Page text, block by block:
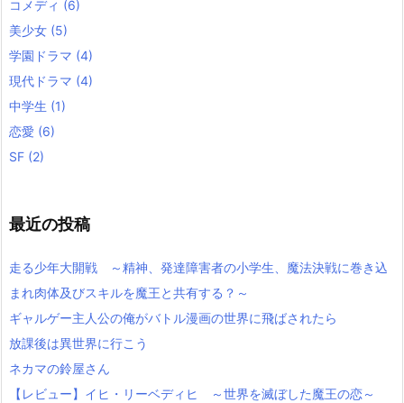
コメディ (6)
美少女 (5)
学園ドラマ (4)
現代ドラマ (4)
中学生 (1)
恋愛 (6)
SF (2)
最近の投稿
走る少年大開戦 ～精神、発達障害者の小学生、魔法決戦に巻き込
まれ肉体及びスキルを魔王と共有する？～
ギャルゲー主人公の俺がバトル漫画の世界に飛ばされたら
放課後は異世界に行こう
ネカマの鈴屋さん
【レビュー】イヒ・リーベディヒ ～世界を滅ぼした魔王の恋～